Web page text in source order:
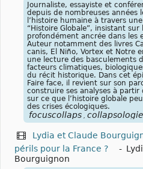
Journaliste, essayiste et
depuis de nombreuses années
l’histoire humaine à travers
“Histoire Globale”, insistant
profondément ancrée dans les
Auteur notamment des livres
canis, El Niño, Vortex et Notre
une lecture des basculements
facteurs climatiques,
du récit historique. Dans cet
Faire face, il revient sur son
construire ses analyses à
sur ce que l’histoire globale
des crises écologiques.
focuscollaps , collapsologie
Lydia et Claude
périls pour la France ?
-
Bourguignon